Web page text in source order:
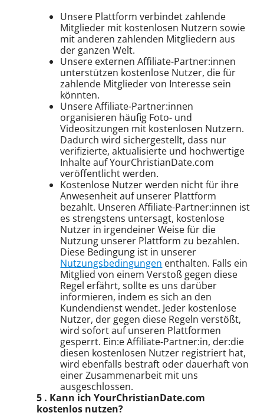
Unsere Plattform verbindet zahlende
Mitglieder mit kostenlosen Nutzern sowie
mit anderen zahlenden Mitgliedern aus
der ganzen Welt.
Unsere externen Affiliate-Partner:innen
unterstützen kostenlose Nutzer, die für
zahlende Mitglieder von Interesse sein
könnten.
Unsere Affiliate-Partner:innen
organisieren häufig Foto- und
Videositzungen mit kostenlosen Nutzern.
Dadurch wird sichergestellt, dass nur
verifizierte, aktualisierte und hochwertige
Inhalte auf YourChristianDate.com
veröffentlicht werden.
Kostenlose Nutzer werden nicht für ihre
Anwesenheit auf unserer Plattform
bezahlt. Unseren Affiliate-Partner:innen ist
es strengstens untersagt, kostenlose
Nutzer in irgendeiner Weise für die
Nutzung unserer Plattform zu bezahlen.
Diese Bedingung ist in unserer
Nutzungsbedingungen enthalten. Falls ein
Mitglied von einem Verstoß gegen diese
Regel erfährt, sollte es uns darüber
informieren, indem es sich an den
Kundendienst wendet. Jeder kostenlose
Nutzer, der gegen diese Regeln verstößt,
wird sofort auf unseren Plattformen
gesperrt. Ein:e Affiliate-Partner:in, der:die
diesen kostenlosen Nutzer registriert hat,
wird ebenfalls bestraft oder dauerhaft von
einer Zusammenarbeit mit uns
ausgeschlossen.
5 . Kann ich YourChristianDate.com
kostenlos nutzen?